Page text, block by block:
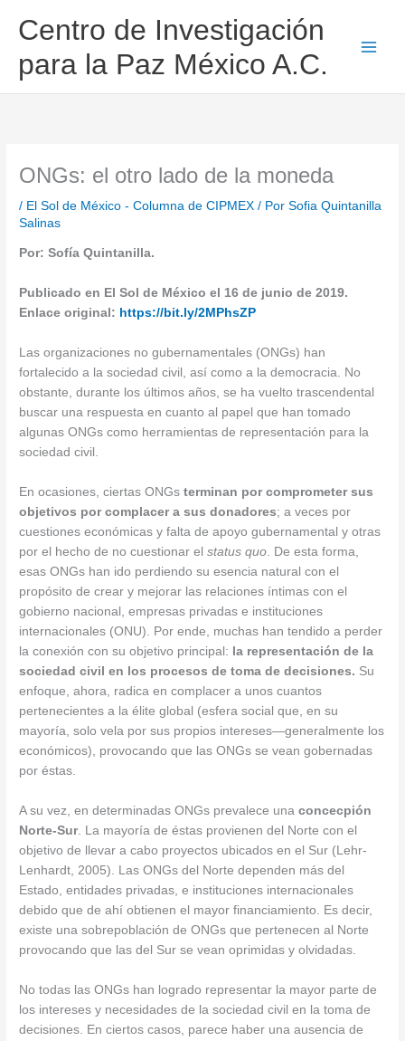
Centro de Investigación
para la Paz México A.C.
ONGs: el otro lado de la moneda
/ El Sol de México - Columna de CIPMEX / PorSofia Quintanilla
Salinas
Por: Sofía Quintanilla.
Publicado en El Sol de México el 16 de junio de 2019.
Enlace original: https://bit.ly/2MPhsZP
Las organizaciones no gubernamentales (ONGs) han
fortalecido a la sociedad civil, así como a la democracia. No
obstante, durante los últimos años, se ha vuelto trascendental
buscar una respuesta en cuanto al papel que han tomado
algunas ONGs como herramientas de representación para la
sociedad civil.
En ocasiones, ciertas ONGsterminan por comprometer sus
objetivos por complacer a sus donadores; a veces por
cuestiones económicas y falta de apoyo gubernamental y otras
por el hecho de no cuestionar elstatus quo . De esta forma,
esas ONGs han ido perdiendo su esencia natural con el
propósito de crear y mejorar las relaciones íntimas con el
gobierno nacional, empresas privadas e instituciones
internacionales (ONU). Por ende, muchas han tendido a perder
la conexión con su objetivo principal: la representación de la
sociedad civil en los procesos de toma de decisiones. Su
enfoque, ahora, radica en complacer a unos cuantos
pertenecientes a la élite global (esfera social que, en su
mayoría, solo vela por sus propios intereses—generalmente los
económicos), provocando que las ONGs se vean gobernadas
por éstas.
A su vez, en determinadas ONGs prevalece unaconcecpión
Norte-Sur. La mayoría de éstas provienen del Norte con el
objetivo de llevar a cabo proyectos ubicados en el Sur (Lehr-
Lenhardt, 2005). Las ONGs del Norte dependen más del
Estado, entidades privadas, e instituciones internacionales
debido que de ahí obtienen el mayor financiamiento. Es decir,
existe una sobrepoblación de ONGs que pertenecen al Norte
provocando que las del Sur se vean oprimidas y olvidadas.
No todas las ONGs han logrado representar la mayor parte de
los intereses y necesidades de la sociedad civil en la toma de
decisiones. En ciertos casos, parece haber una ausencia de